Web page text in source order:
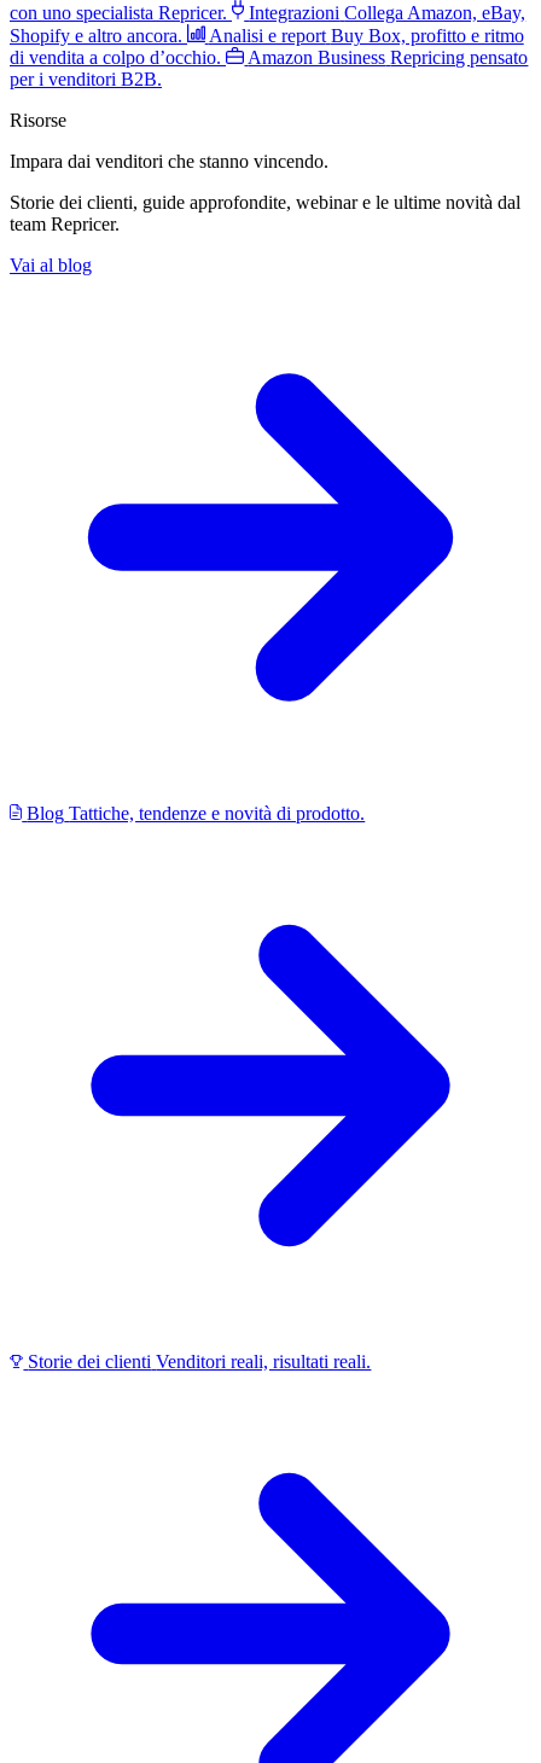
con uno specialista Repricer.
Integrazioni Collega Amazon, eBay,
Shopify e altro ancora.
Analisi e report Buy Box, profitto e ritmo
di vendita a colpo d’occhio.
Amazon Business Repricing pensato
per i venditori B2B.
Risorse
Impara dai venditori che stanno vincendo.
Storie dei clienti, guide approfondite, webinar e le ultime novità dal
team Repricer.
Vai al blog
Blog Tattiche, tendenze e novità di prodotto.
Storie dei clienti Venditori reali, risultati reali.